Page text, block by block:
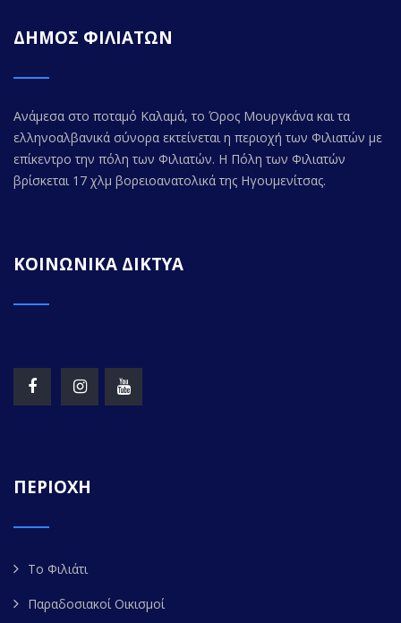
ΔΗΜΟΣ ΦΙΛΙΑΤΩΝ
Ανάμεσα στο ποταμό Καλαμά, το Όρος Μουργκάνα και τα
ελληνοαλβανικά σύνορα εκτείνεται η περιοχή των Φιλιατών με
επίκεντρο την πόλη των Φιλιατών. Η Πόλη των Φιλιατών
βρίσκεται 17 χλμ βορειοανατολικά της Ηγουμενίτσας.
ΚΟΙΝΩΝΙΚΑ ΔΙΚΤΥΑ
ΠΕΡΙΟΧΗ
Το Φιλιάτι
Παραδοσιακοί Οικισμοί